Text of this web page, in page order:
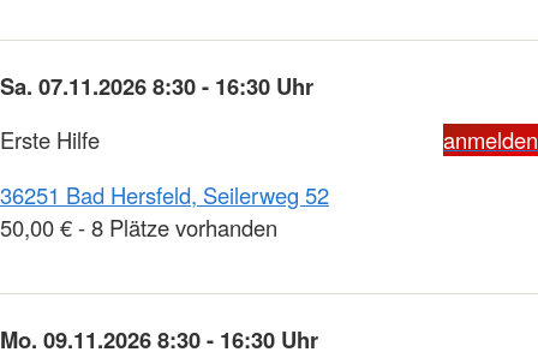
Sa. 07.11.2026 8:30 - 16:30 Uhr
Erste Hilfe
anmelden
36251 Bad Hersfeld, Seilerweg 52
50,00 € - 8 Plätze vorhanden
Mo. 09.11.2026 8:30 - 16:30 Uhr